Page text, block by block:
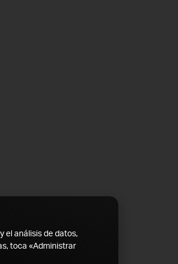
el análisis de datos,
toca «Administrar